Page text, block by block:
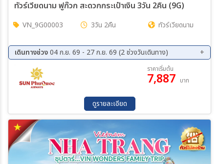
เฉพาะเดือน
เฉพาะเทศกาล
ระหว่าง
ค้นหา
ทัวร์เวียดนาม ฟูก๊วก สะดวกกระเป๋าเงิน 3วัน 2คืน (9G)
VN_9G00003 3วัน 2คืน ทัวร์เวียดนาม
เดินทางช่วง04 ก.ย. 69 - 27 ก.ย. 69 (2 ช่วงวันเดินทาง)
04 ก.ย. 69 - 06 ก.ย. 69 25 ก.ย. 69 - 27 ก.ย. 69
ราคาเริ่มต้น
7,887 บาท
ดูรายละเอียด